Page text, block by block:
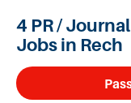
4 PR /
Jobs in Rech